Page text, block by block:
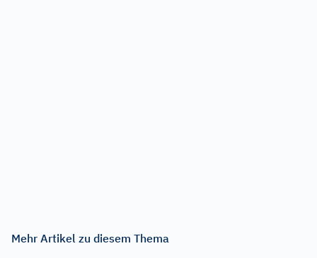
Mehr Artikel zu diesem Thema